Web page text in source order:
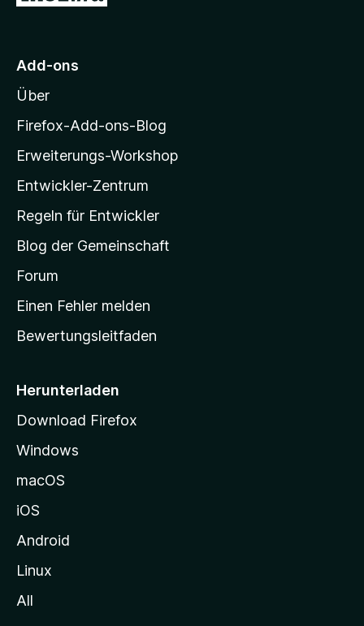
M
z
i
l
a
-
t
a
r
s
i
e
g
e
n
Add-ons
Über
Firefox-Add-ons-Blog
Erweiterungs-Workshop
Entwickler-Zentrum
Regeln für Entwickler
Blog der Gemeinschaft
Forum
Einen Fehler melden
Bewertungsleitfaden
Herunterladen
Download Firefox
Windows
macOS
iOS
Android
Linux
All